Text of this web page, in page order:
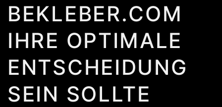
BEKLEBER.COM
IHRE OPTIMALE
ENTSCHEIDUNG
SEIN SOLLTE